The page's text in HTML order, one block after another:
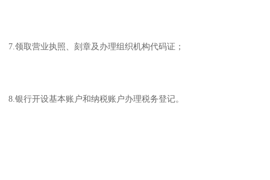
7.领取营业执照、刻章及办理组织机构代码证；
8.银行开设基本账户和纳税账户办理税务登记。